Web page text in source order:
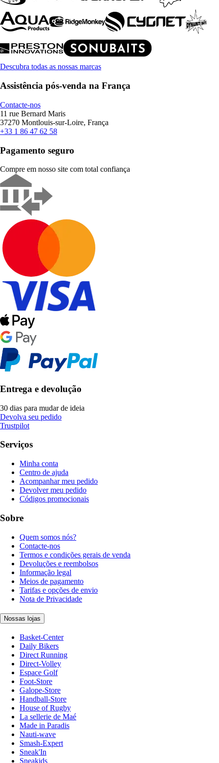
Descubra todas as nossas marcas
Assistência pós-venda na França
Contacte-nos
11 rue Bernard Maris
37270 Montlouis-sur-Loire, França
+33 1 86 47 62 58
Pagamento seguro
Compre em nosso site com total confiança
Entrega e devolução
30 dias para mudar de ideia
Devolva seu pedido
Trustpilot
Serviços
Minha conta
Centro de ajuda
Acompanhar meu pedido
Devolver meu pedido
Códigos promocionais
Sobre
Quem somos nós?
Contacte-nos
Termos e condições gerais de venda
Devoluções e reembolsos
Informação legal
Meios de pagamento
Tarifas e opções de envio
Nota de Privacidade
Nossas lojas
Basket-Center
Daily Bikers
Direct Running
Direct-Volley
Espace Golf
Foot-Store
Galope-Store
Handball-Store
House of Rugby
La sellerie de Maé
Made in Paradis
Nauti-wave
Smash-Expert
Sneak'In
Sneakids